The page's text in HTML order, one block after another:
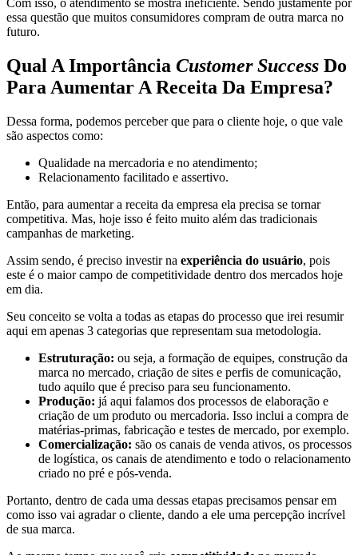
Com isso, o atendimento se mostra ineficiente. Sendo justamente por
essa questão que muitos consumidores compram de outra marca no
futuro.
Qual A Importância Customer Success Do
Para Aumentar A Receita Da Empresa?
Dessa forma, podemos perceber que para o cliente hoje, o que vale
são aspectos como:
Qualidade na mercadoria e no atendimento;
Relacionamento facilitado e assertivo.
Então, para aumentar a receita da empresa ela precisa se tornar
competitiva. Mas, hoje isso é feito muito além das tradicionais
campanhas de marketing.
Assim sendo, é preciso investir na experiência do usuário, pois
este é o maior campo de competitividade dentro dos mercados hoje
em dia.
Seu conceito se volta a todas as etapas do processo que irei resumir
aqui em apenas 3 categorias que representam sua metodologia.
Estruturação: ou seja, a formação de equipes, construção da
marca no mercado, criação de sites e perfis de comunicação,
tudo aquilo que é preciso para seu funcionamento.
Produção: já aqui falamos dos processos de elaboração e
criação de um produto ou mercadoria. Isso inclui a compra de
matérias-primas, fabricação e testes de mercado, por exemplo.
Comercialização: são os canais de venda ativos, os processos
de logística, os canais de atendimento e todo o relacionamento
criado no pré e pós-venda.
Portanto, dentro de cada uma dessas etapas precisamos pensar em
como isso vai agradar o cliente, dando a ele uma percepção incrível
de sua marca.